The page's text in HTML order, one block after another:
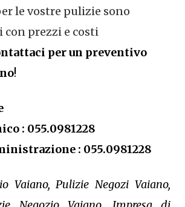
le vostre pulizie sono
con prezzi e costi
per un preventivo
!
: 055.0981228
: 055.0981228
Vaiano, Pulizie Negozi Vaiano,